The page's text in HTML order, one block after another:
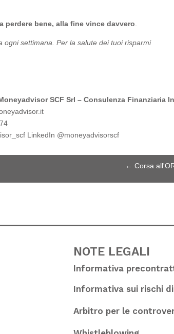
perdere bene, alla fine vince davvero.
ogni settimana. Per la salute dei tuoi risparmi
SCF Srl – Consulenza Finanziaria
LinkedIn @moneyadvisorscf
← Corsa
NOTE LEGALI
Informativa
Informativa sui rischi
Arbitro per le